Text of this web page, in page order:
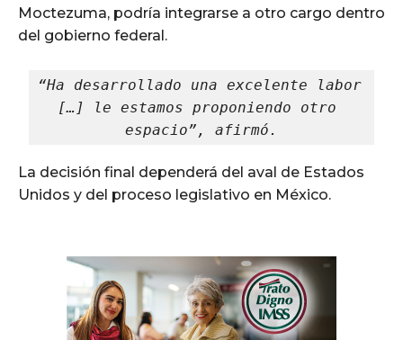
Moctezuma, podría integrarse a otro cargo dentro
del gobierno federal.
“Ha desarrollado una excelente labor
[…] le estamos proponiendo otro
espacio”, afirmó.
La decisión final dependerá del aval de Estados
Unidos y del proceso legislativo en México.